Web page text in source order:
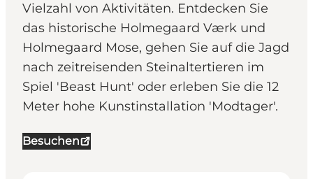
Vielzahl von Aktivitäten. Entdecken Sie
das historische Holmegaard Værk und
Holmegaard Mose, gehen Sie auf die Jagd
nach zeitreisenden Steinaltertieren im
Spiel 'Beast Hunt' oder erleben Sie die 12
Meter hohe Kunstinstallation 'Modtager'.
Besuchen